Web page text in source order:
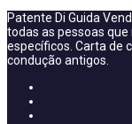
Patente Di Guida
todas as pessoas
específicos. Carta de
condução antigos.